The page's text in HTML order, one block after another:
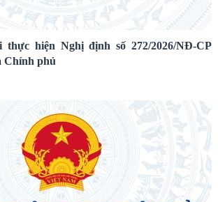
thực hiện Nghị định số 272/2026/NĐ-CP
Chính phủ